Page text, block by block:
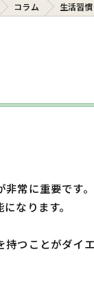
コラム 生活習
常に重要です。
なります。
つことがダイ